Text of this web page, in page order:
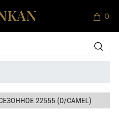
0
22555 (D/CAMEL)